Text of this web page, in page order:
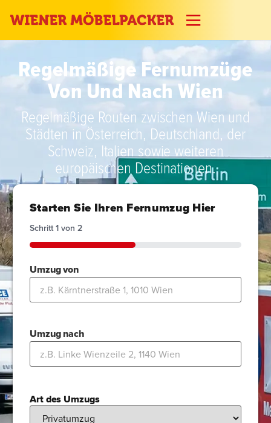
Regelmäßige Fernumzüge
Von Und Nach Wien
Regelmäßige Routen zwischen Wien und
Städten in Österreich, Deutschland, der
Schweiz, Italien sowie weiteren
europäischen Destinationen.
Starten Sie Ihren Fernumzug Hier
Schritt1 von 2
50%
Umzug von
Umzug nach
Art des Umzugs